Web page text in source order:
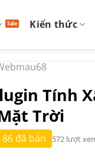
Kiến thức
Tính
Trời
86 đã bán 572 lượt